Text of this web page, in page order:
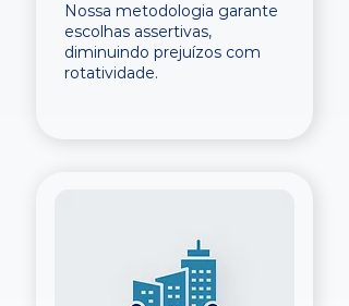
Nossa metodologia garante
escolhas assertivas,
diminuindo prejuízos com
rotatividade.